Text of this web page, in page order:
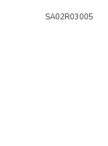
SA02R03005